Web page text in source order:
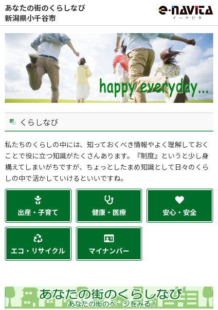
あなたの街のくらしなび
新潟県小千谷市
くらしなび
私たちのくらしの中には、知っておくべき情報やよく理解しておく
ことで役に立つ知識がたくさんあります。『制度』というと少し身
構えてしまいがちですが、ちょっとしたまめ知識として日々のくら
しの中で活かしていけるといいですね。
出産・子育て 健康・医療 安心・安全
エコ・リサイクル マイナンバー